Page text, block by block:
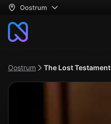
Oostrum
Oostrum The Lost Testament